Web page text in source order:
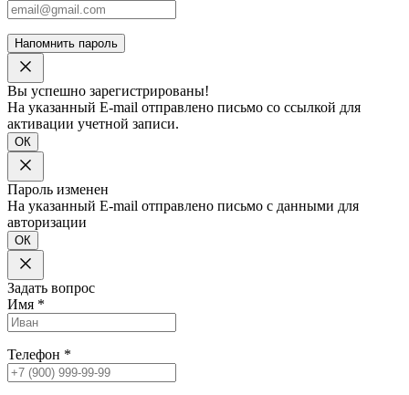
Напомнить пароль
Вы успешно зарегистрированы!
На указанный E-mail отправлено письмо со ссылкой для
активации учетной записи.
ОК
Пароль изменен
На указанный E-mail отправлено письмо с данными для
авторизации
ОК
Задать вопрос
Имя *
Телефон *